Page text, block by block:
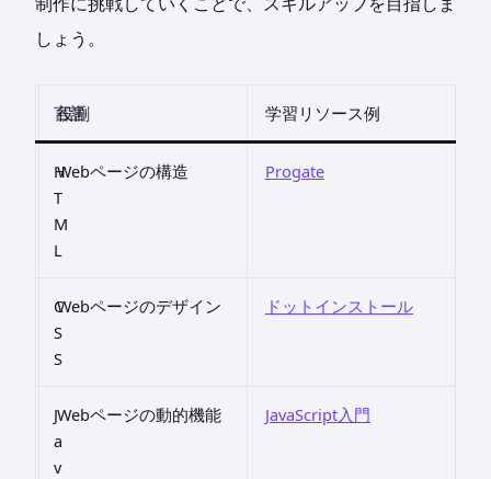
しょう。
言語
役割 学習リソース例
H
T
M
L
Webページの構造 Progate
C
S
S
Webページのデザイン ドットインストール
J
a
v
Webページの動的機能 JavaScript入門